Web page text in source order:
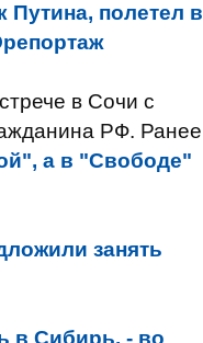
Путина, полетел в
в Сочи с
РФ. Ранее
а в "Свободе"
занять
в Сибирь, - во